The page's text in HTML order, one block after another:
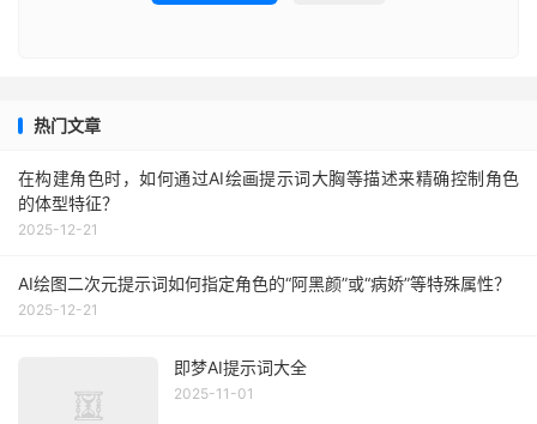
热门文章
在构建角色时，如何通过AI绘画提示词大胸等描述来精确控制角色
的体型特征？
2025-12-21
AI绘图二次元提示词如何指定角色的“阿黑颜”或“病娇”等特殊属性？
2025-12-21
即梦AI提示词大全
2025-11-01